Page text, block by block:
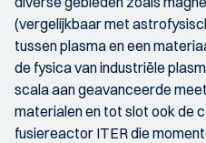
(vergelijkbaar met
tussen plasma en een
de fysica van industriële
scala aan geavanceerde
materialen en tot slot ook de
fusiereactor ITER die